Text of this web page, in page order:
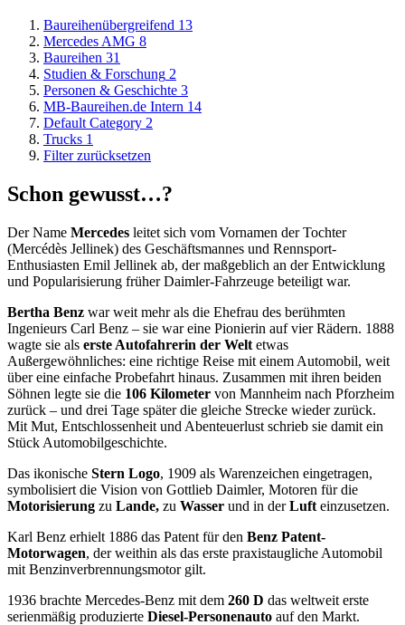
Baureihenübergreifend 13
Mercedes AMG 8
Baureihen 31
Studien & Forschung 2
Personen & Geschichte 3
MB-Baureihen.de Intern 14
Default Category 2
Trucks 1
Filter zurücksetzen
Schon gewusst…?
Der Name Mercedes leitet sich vom Vornamen der Tochter
(Mercédès Jellinek) des Geschäftsmannes und Rennsport-
Enthusiasten Emil Jellinek ab, der maßgeblich an der Entwicklung
und Popularisierung früher Daimler-Fahrzeuge beteiligt war.
Bertha Benz war weit mehr als die Ehefrau des berühmten
Ingenieurs Carl Benz – sie war eine Pionierin auf vier Rädern. 1888
wagte sie als erste Autofahrerin der Welt etwas
Außergewöhnliches: eine richtige Reise mit einem Automobil, weit
über eine einfache Probefahrt hinaus. Zusammen mit ihren beiden
Söhnen legte sie die 106 Kilometer von Mannheim nach Pforzheim
zurück – und drei Tage später die gleiche Strecke wieder zurück.
Mit Mut, Entschlossenheit und Abenteuerlust schrieb sie damit ein
Stück Automobilgeschichte.
Das ikonische Stern Logo, 1909 als Warenzeichen eingetragen,
symbolisiert die Vision von Gottlieb Daimler, Motoren für die
Motorisierung zu Lande, zu Wasser und in derLuft einzusetzen.
Karl Benz erhielt 1886 das Patent für den Benz Patent-
Motorwagen, der weithin als das erste praxistaugliche Automobil
mit Benzinverbrennungsmotor gilt.
1936 brachte Mercedes-Benz mit dem 260 D das weltweit erste
serienmäßig produzierte Diesel-Personenauto auf den Markt.